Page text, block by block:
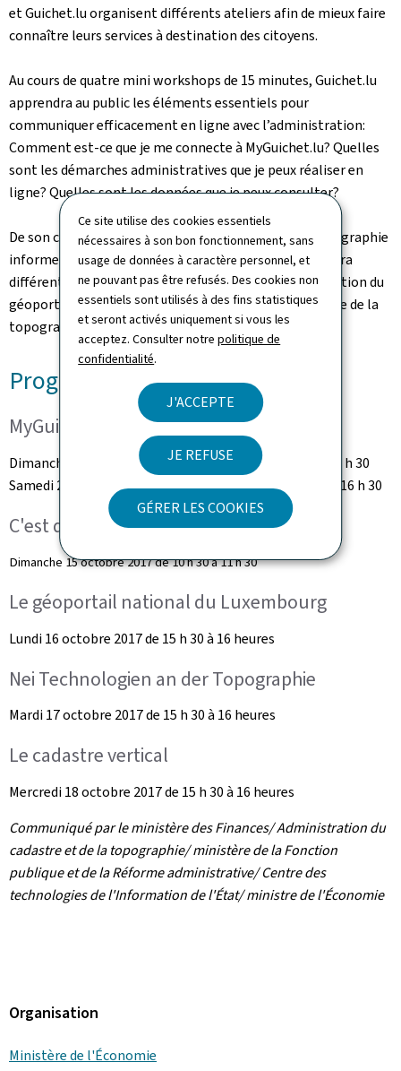
Ce site utilise des cookies essentiels
nécessaires à son bon fonctionnement, sans
usage de données à caractère personnel, et
ne pouvant pas être refusés. Des cookies non
essentiels sont utilisés à des fins statistiques
et seront activés uniquement si vous les
acceptez. Consulter notrepolitique de
confidentialité.
J'ACCEPTE
JE REFUSE
GÉRER LES COOKIES
et Guichet.lu organisent différents ateliers afin de mieux faire
connaître leurs services à destination des citoyens.
Au cours de quatre mini workshops de 15 minutes, Guichet.lu
apprendra au public les éléments essentiels pour
communiquer efficacement en ligne avec l’administration:
Comment est-ce que je me connecte à MyGuichet.lu? Quelles
sont les démarches administratives que je peux réaliser en
ligne? Quelles sont les données que je peux consulter?
De son côté, l’Administration du cadastre et de la topographie
informera le public sur son fonctionnement et abordera
différents thèmes comme le cadastre vertical, l’utilisation du
géoportail national ou encore la technologie au service de la
topographie.
Programme des conférences
MyGuichet.lu – Maach et online!
Dimanche 15 et lundi 16 octobre 2017 de 18 heures à 18 h 30
Samedi 21 et dimanche 22 octobre 2017 de 16 heures à 16 h 30
C'est quoi le cadastre?
Dimanche 15 octobre 2017 de 10 h 30 à 11 h 30
Le géoportail national du Luxembourg
Lundi 16 octobre 2017 de 15 h 30 à 16 heures
Nei Technologien an der Topographie
Mardi 17 octobre 2017 de 15 h 30 à 16 heures
Le cadastre vertical
Mercredi 18 octobre 2017 de 15 h 30 à 16 heures
Communiqué par le ministère des Finances/ Administration du
cadastre et de la topographie/ ministère de la Fonction
publique et de la Réforme administrative/ Centre des
technologies de l'Information de l'État/ ministre de l'Économie
Organisation
Ministère de l'Économie